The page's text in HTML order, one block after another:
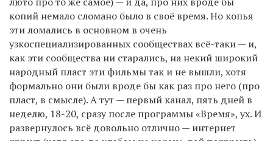
копий немало сломано было в своё время. Но копья
эти ломались в основном в очень
узкоспециализированных сообществах всё-таки — и,
как эти сообщества ни старались, на некий широкий
народный пласт эти фильмы так и не вышли, хотя
формально они были вроде бы как раз про него (про
пласт, в смысле). А тут — первый канал, пять дней в
неделю, 18-20, сразу после программы «Время», ух. И
развернулось всё довольно отлично — интернет